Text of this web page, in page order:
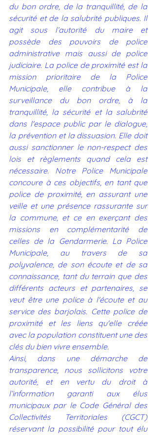
du bon ordre, de la tranquillité, de la
sécurité et de la salubrité publiques. Il
agit sous l’autorité du maire et
possède des pouvoirs de police
administrative mais aussi de police
judiciaire. La police de proximité est la
mission prioritaire de la Police
Municipale, elle contribue à la
surveillance du bon ordre, à la
tranquillité, la sécurité et la salubrité
dans l'espace public par le dialogue,
la prévention et la dissuasion. Elle doit
aussi sanctionner le non-respect des
lois et règlements quand cela est
nécessaire. Notre Police Municipale
concoure à ces objectifs, en tant que
police de proximité, en assurant une
veille et une présence rassurante sur
la commune, et ce en exerçant des
missions en complémentarité de
celles de la Gendarmerie. La Police
Municipale, au travers de sa
polyvalence, de son écoute et de sa
connaissance, tant du terrain que des
différents acteurs et partenaires, se
veut être une police à l'écoute et au
service des barjolais. Cette police de
proximité et les liens qu'elle créée
avec la population constituent une des
clés du bien vivre ensemble.
Ainsi, dans une démarche de
transparence, nous sollicitons votre
autorité, et en vertu du droit à
l’information garanti aux élus
municipaux par le Code Général des
Collectivités Territoriales (CGCT)
réservant la possibilité pour tout élu